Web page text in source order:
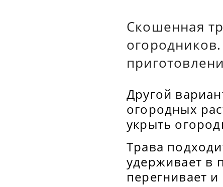
Скошенная
Другой
огородных
укрыть
Трава
удерживает в
перегнивает